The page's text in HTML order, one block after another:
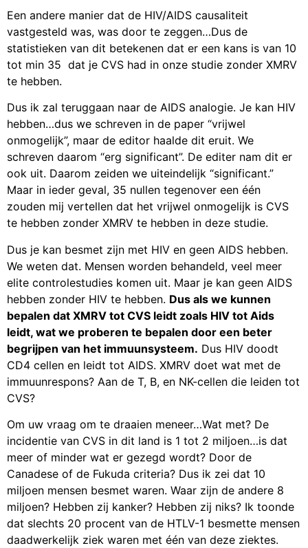
Een andere manier dat de HIV/AIDS causaliteit
vastgesteld was, was door te zeggen…Dus de
statistieken van dit betekenen dat er een kans is van 10
tot min 35 dat je CVS had in onze studie zonder XMRV
te hebben.
Dus ik zal teruggaan naar de AIDS analogie. Je kan HIV
hebben…dus we schreven in de paper “vrijwel
onmogelijk”, maar de editor haalde dit eruit. We
schreven daarom “erg significant”. De editer nam dit er
ook uit. Daarom zeiden we uiteindelijk “significant.”
Maar in ieder geval, 35 nullen tegenover een één
zouden mij vertellen dat het vrijwel onmogelijk is CVS
te hebben zonder XMRV te hebben in deze studie.
Dus je kan besmet zijn met HIV en geen AIDS hebben.
We weten dat. Mensen worden behandeld, veel meer
elite controlestudies komen uit. Maar je kan geen AIDS
hebben zonder HIV te hebben. Dus als we kunnen
bepalen dat XMRV tot CVS leidt zoals HIV tot Aids
leidt, wat we proberen te bepalen door een beter
begrijpen van het immuunsysteem. Dus HIV doodt
CD4 cellen en leidt tot AIDS. XMRV doet wat met de
immuunrespons? Aan de T, B, en NK-cellen die leiden tot
CVS?
Om uw vraag om te draaien meneer…Wat met? De
incidentie van CVS in dit land is 1 tot 2 miljoen…is dat
meer of minder wat er gezegd wordt? Door de
Canadese of de Fukuda criteria? Dus ik zei dat 10
miljoen mensen besmet waren. Waar zijn de andere 8
miljoen? Hebben zij kanker? Hebben zij niks? Ik toonde
dat slechts 20 procent van de HTLV-1 besmette mensen
daadwerkelijk ziek waren met één van deze ziektes.